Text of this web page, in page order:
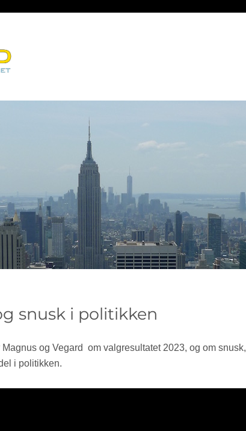
snusk i politikken
Magnus og Vegard om valgresultatet 2023, og om snusk,
i politikken.